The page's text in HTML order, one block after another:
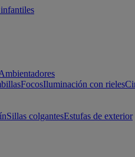
FocosIluminación con rieles
Sillas colgantesEstufas de exterior